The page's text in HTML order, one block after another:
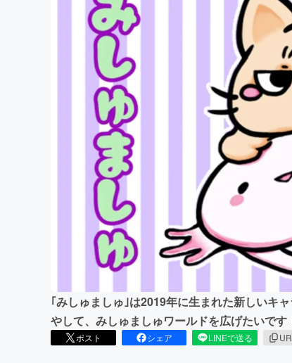
テクノロジー・ガジェット
ビジネス・起業
まちづくり・地域活性化
｢みしゅましゅ｣は2019年に生まれた新しいキ
やして、みしゅましゅワールドを広げたいです
ポスト シェア LINEで送る